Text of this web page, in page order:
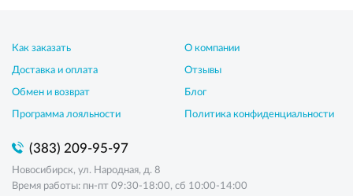
Как заказать
Доставка и оплата
Обмен и возврат
Программа лояльности
О компании
Отзывы
Блог
Политика конфиденциальности
(383) 209-95-97
Новосибирск, ул. Народная, д. 8
Время работы: пн-пт 09:30-18:00, сб 10:00-14:00